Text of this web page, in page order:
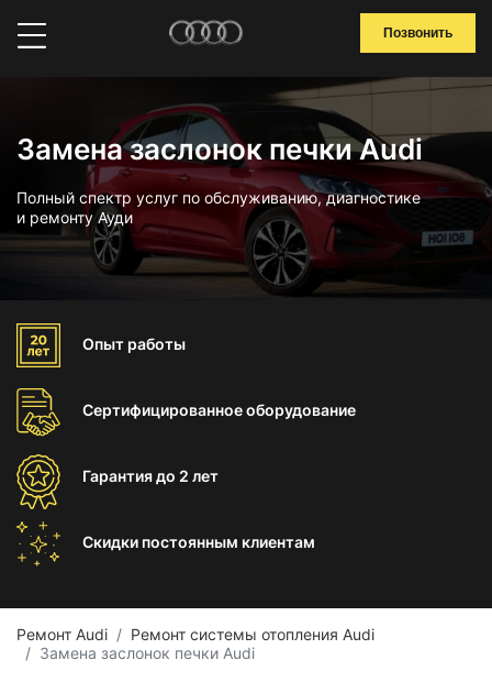
Позвонить
Замена заслонок печки Audi
Полный спектр услуг по обслуживанию, диагностике
и ремонту Ауди
Опыт работы
Сертифицированноеоборудование
Гарантиядо 2 лет
Скидки постоянным клиентам
Ремонт Audi
Ремонт системы отопления Audi
Замена заслонок печки Audi